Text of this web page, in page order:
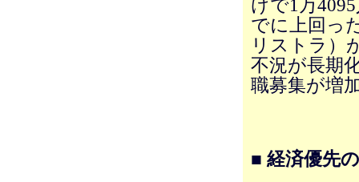
けで1万
でに上回っ
リストラ）
不況が長期
職募集が増
■ 経済優先